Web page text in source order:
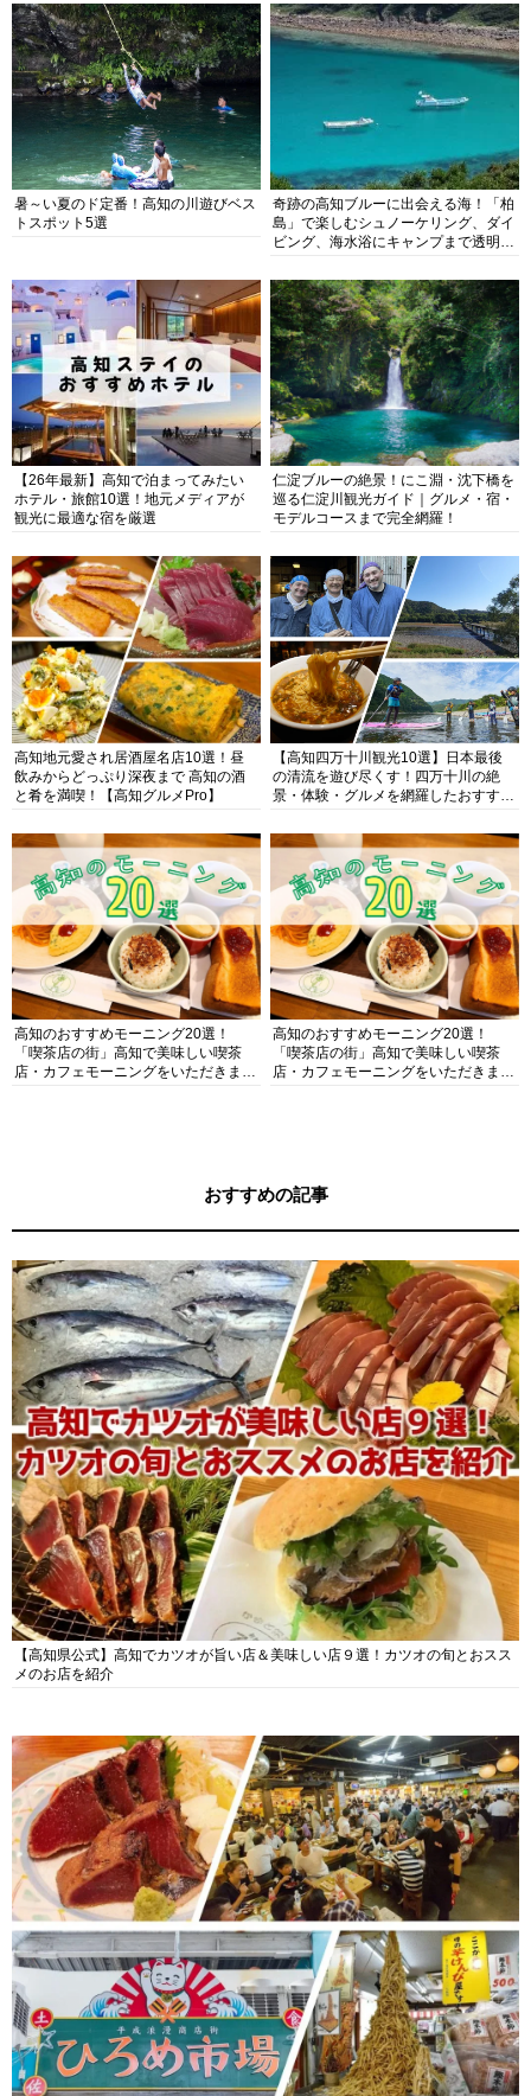
暑～い夏のド定番！高知の川遊びベス
トスポット5選
奇跡の高知ブルーに出会える海！「柏
島」で楽しむシュノーケリング、ダイ
ビング、海水浴にキャンプまで透明度
【26年最新】高知で泊まってみたい
ホテル・旅館10選！地元メディアが
観光に最適な宿を厳選
仁淀ブルーの絶景！にこ淵・沈下橋を
巡る仁淀川観光ガイド｜グルメ・宿・
モデルコースまで完全網羅！
高知地元愛され居酒屋名店10選！昼
飲みからどっぷり深夜まで 高知の酒
と肴を満喫！【高知グルメPro】
【高知四万十川観光10選】日本最後
の清流を遊び尽くす！四万十川の絶
景・体験・グルメを網羅したおすすめ
高知のおすすめモーニング20選！
「喫茶店の街」高知で美味しい喫茶
店・カフェモーニングをいただきま
高知のおすすめモーニング20選！
「喫茶店の街」高知で美味しい喫茶
店・カフェモーニングをいただきま
おすすめの記事
【高知県公式】高知でカツオが旨い店＆美味しい店９選！カツオの旬とおスス
メのお店を紹介